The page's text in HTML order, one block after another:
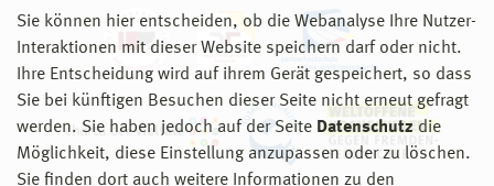
Sie können hier entscheiden, ob die Webanalyse Ihre Nutzer-
Interaktionen mit dieser Website speichern darf oder nicht.
Ihre Entscheidung wird auf ihrem Gerät gespeichert, so dass
Sie bei künftigen Besuchen dieser Seite nicht erneut gefragt
werden. Sie haben jedoch auf der Seite Datenschutz die
Möglichkeit, diese Einstellung anzupassen oder zu löschen.
Sie finden dort auch weitere Informationen zu den